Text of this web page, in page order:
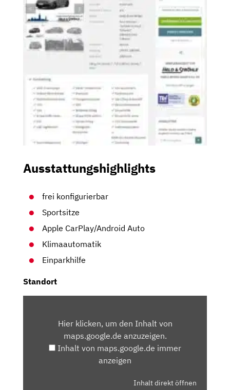
Ausstattungshighlights
frei konfigurierbar
Sportsitze
Apple CarPlay/Android Auto
Klimaautomatik
Einparkhilfe
Standort
MAPS.GOOGLE.DEHier klicken, um den Inhalt von
maps.google.de anzuzeigen.
Inhalt von maps.google.de immer
anzeigen
Inhalt direkt öffnen